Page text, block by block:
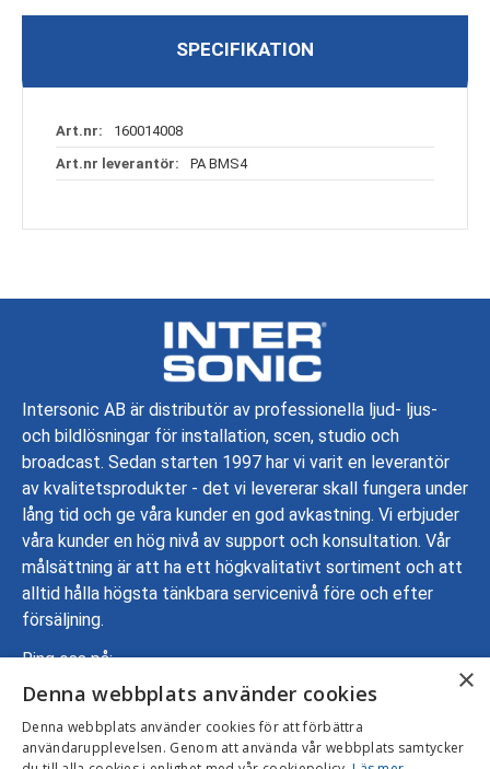
SPECIFIKATION
Specifikation160014008
PA BMS4
Intersonic AB är distributör av professionella ljud- ljus-
och bildlösningar för installation, scen, studio och
broadcast. Sedan starten 1997 har vi varit en leverantör
av kvalitetsprodukter - det vi levererar skall fungera under
lång tid och ge våra kunder en god avkastning. Vi erbjuder
våra kunder en hög nivå av support och konsultation. Vår
målsättning är att ha ett högkvalitativt sortiment och att
alltid hålla högsta tänkbara servicenivå före och efter
försäljning.
Ring oss på:
08-799 70 00
Adress: Gustavslundsvägen 137, 167 51 Bromma
Mejla oss:info@intersonic.se
×
Denna webbplats använder cookies
Denna webbplats använder cookies för att förbättra
användarupplevelsen. Genom att använda vår webbplats samtycker